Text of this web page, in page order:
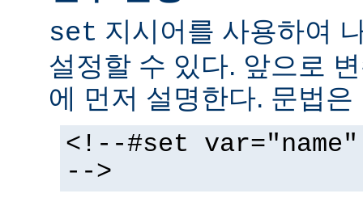
set 지시어를 사용하여
설정할 수 있다. 앞으로
에 먼저 설명한다. 문법은
<!--#set
-->